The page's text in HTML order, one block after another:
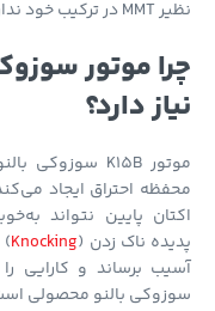
موتور سوزوکی
دارد؟
احتراق ایجاد می‌کند.
پایین نتواند به‌خوبی
ناک زدن ( Knocking) رخ
برساند و کارایی را
بالنو محصولی است که: